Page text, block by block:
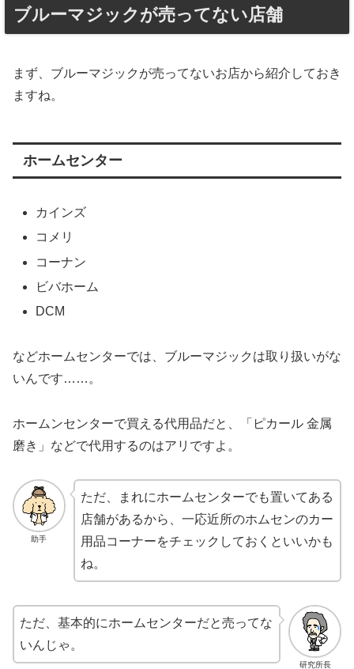
ブルーマジックが売ってない店舗
まず、ブルーマジックが売ってないお店から紹介しておき
ますね。
ホームセンター
カインズ
コメリ
コーナン
ビバホーム
DCM
などホームセンターでは、ブルーマジックは取り扱いがな
いんです……。
ホームンセンターで買える代用品だと、「ピカール 金属
磨き」などで代用するのはアリですよ。
助手
ただ、まれにホームセンターでも置いてある
店舗があるから、一応近所のホムセンのカー
用品コーナーをチェックしておくといいかも
ね。
研究所長
ただ、基本的にホームセンターだと売ってな
いんじゃ。